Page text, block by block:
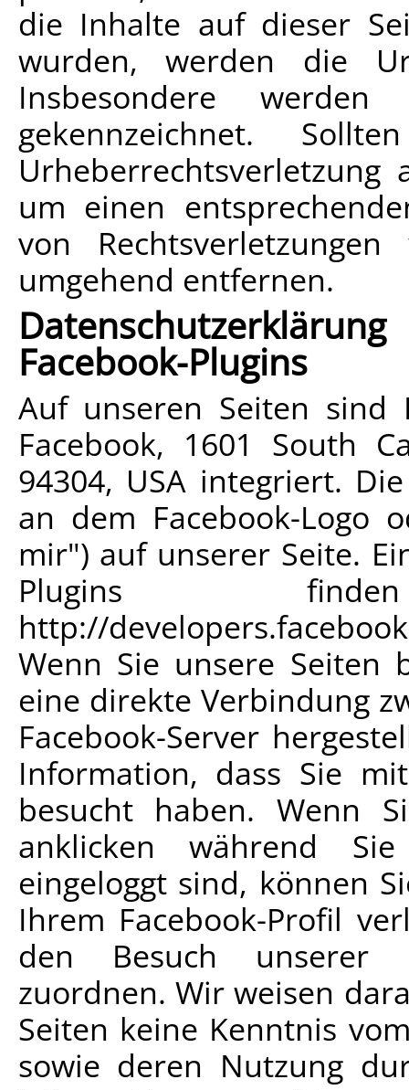
die Inhalte auf dieser
wurden, werden die
Insbesondere
gekennzeichnet.
um einen
von
umgehend entfernen.
Facebook-Plugins
Auf unseren Seiten sind
Facebook, 1601 South
94304, USA integriert.
an dem Facebook-Logo
mir") auf unserer Seite.
Plugins
http://
Wenn Sie unsere Seiten
eine direkte Verbindung
Facebook-Server
Information, dass Sie
besucht haben. Wenn
anklicken während
eingeloggt sind, können
Ihrem Facebook-Profil
den Besuch unserer
zuordnen. Wir weisen
Seiten keine Kenntnis
sowie deren Nutzung